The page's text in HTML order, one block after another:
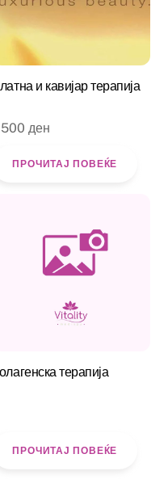
и кавијар терапија
ден
ПРОЧИТАЈ ПОВЕЌЕ
терапија
ПРОЧИТАЈ ПОВЕЌЕ